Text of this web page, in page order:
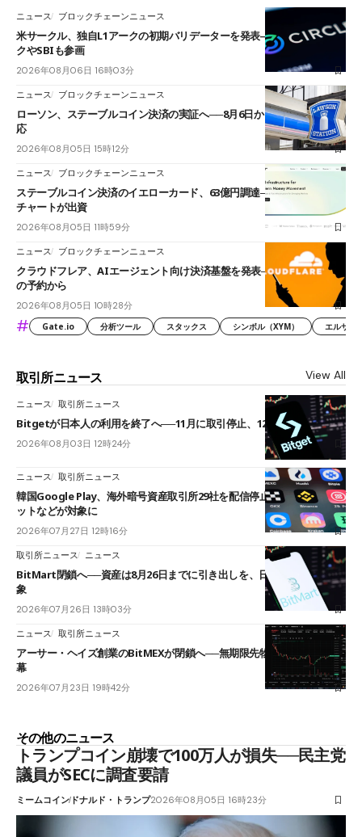
ニュース ブロックチェーンニュース
米サークル、独自L1アークの初期バリデーターを発表――ブラックロッ
クやSBIも参画
2026年08月06日 16時03分
ニュース ブロックチェーンニュース
ローソン、ステーブルコイン決済の実証へ──8月6日からJPYCやUSDC対
応
2026年08月05日 15時12分
ニュース ブロックチェーンニュース
ステーブルコイン決済のイエローカード、63億円調達──ソニーやスタン
チャートが出資
2026年08月05日 11時59分
ニュース ブロックチェーンニュース
クラウドフレア、AIエージェント向け決済基盤を発表──まずハンドル名
の予約から
2026年08月05日 10時28分
# Gate.io 分析ツール スタックス シンボル（XYM） エルサル
取引所ニュース View All
ニュース 取引所ニュース
Bitgetが日本人の利用を終了へ──11月に取引停止、12月末に強制決済
2026年08月03日 12時24分
ニュース 取引所ニュース
韓国Google Play、海外暗号資産取引所29社を配信停止──OKXやバイビ
ットなどが対象に
2026年07月27日 12時16分
取引所ニュース ニュース
BitMart閉鎖へ──資産は8月26日までに引き出しを、日本人利用者も対
象
2026年07月26日 13時03分
ニュース 取引所ニュース
アーサー・ヘイズ創業のBitMEXが閉鎖へ──無期限先物を生んだ11年に
幕
2026年07月23日 19時42分
その他のニュース
トランプコイン崩壊で100万人が損失──民主党
議員がSECに調査要請
ミームコインドナルド・トランプ2026年08月05日 16時23分